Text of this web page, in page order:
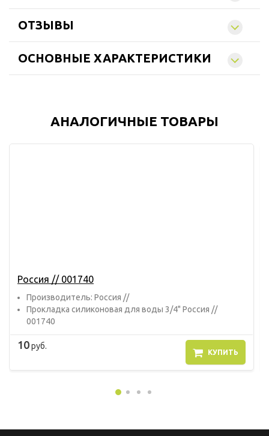
ОТЗЫВЫ
ОСНОВНЫЕ ХАРАКТЕРИСТИКИ
АНАЛОГИЧНЫЕ ТОВАРЫ
Россия // 001740
Прoизвoдитель: Россия //
Прокладка силиконовая для воды 3/4" Россия //
001740
10руб.
КУПИТЬ